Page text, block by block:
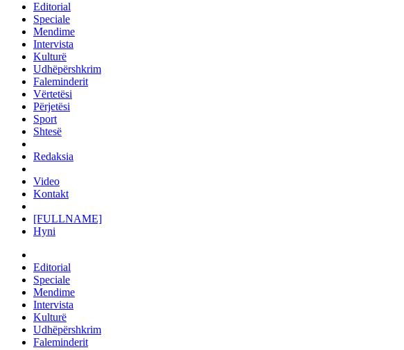
Editorial
Speciale
Mendime
Intervista
Kulturë
Udhëpërshkrim
Faleminderit
Vërtetësi
Përjetësi
Sport
Shtesë
Redaksia
Video
Kontakt
[FULLNAME]
Hyni
Editorial
Speciale
Mendime
Intervista
Kulturë
Udhëpërshkrim
Faleminderit